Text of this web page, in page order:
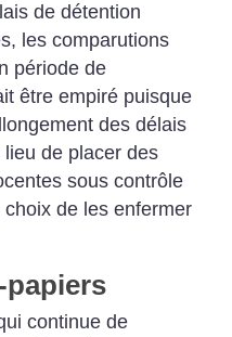
de détention
les comparutions
période de
être empiré puisque
des délais
de placer des
sous contrôle
choix de les enfermer
papiers
continue de